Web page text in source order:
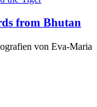
from Bhutan
von Eva-Maria